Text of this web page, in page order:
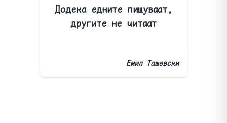
Додека едните пишуваат,
другите не читаат
Емил Ташевски